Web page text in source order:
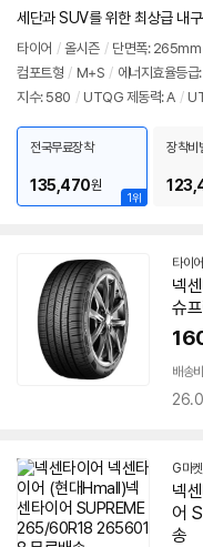
점
세단과 SUV를 위한 최상급 내
타이어 / 올시즌 / 단면폭: 265mm
컴포트형 / M+S / 에너지효율등급
지수: 580 / UTQG 제동력: A /
1위
전국무료장착
135,470원
장착비
타이
넥
슈
배송
G마켓
넥
어
송